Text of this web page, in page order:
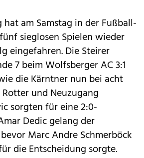
hat am Samstag in der Fußball-
sieglosen Spielen wieder
eingefahren. Die Steirer
7 beim Wolfsberger AC 3:1
die Kärntner nun bei acht
und Neuzugang
sorgten für eine 2:0-
Dedic gelang der
Marc Andre Schmerböck
die Entscheidung sorgte.